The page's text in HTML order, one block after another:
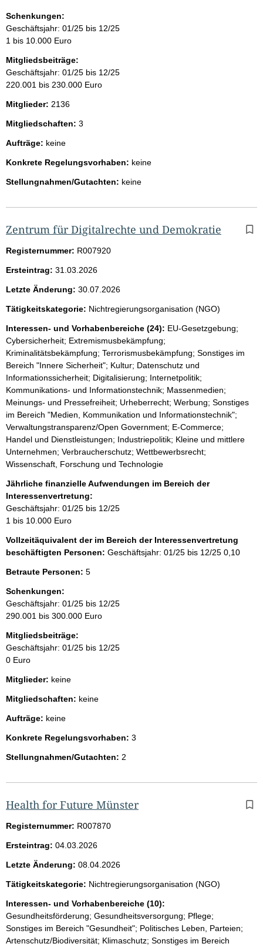
Schenkungen:
Geschäftsjahr: 01/25 bis 12/25
1 bis 10.000 Euro
Mitgliedsbeiträge:
Geschäftsjahr: 01/25 bis 12/25
220.001 bis 230.000 Euro
Mitglieder: 2136
Mitgliedschaften: 3
Aufträge: keine
Konkrete Regelungsvorhaben: keine
Stellungnahmen/Gutachten: keine
Zentrum für Digitalrechte und Demokratie
Registernummer: R007920
Ersteintrag: 31.03.2026
Letzte Änderung: 30.07.2026
Tätigkeitskategorie: Nichtregierungsorganisation (NGO)
Interessen- und Vorhabenbereiche (24): EU-Gesetzgebung;
Cybersicherheit; Extremismusbekämpfung;
Kriminalitätsbekämpfung; Terrorismusbekämpfung; Sonstiges im
Bereich "Innere Sicherheit"; Kultur; Datenschutz und
Informationssicherheit; Digitalisierung; Internetpolitik;
Kommunikations- und Informationstechnik; Massenmedien;
Meinungs- und Pressefreiheit; Urheberrecht; Werbung; Sonstiges
im Bereich "Medien, Kommunikation und Informationstechnik";
Verwaltungstransparenz/Open Government; E-Commerce;
Handel und Dienstleistungen; Industriepolitik; Kleine und mittlere
Unternehmen; Verbraucherschutz; Wettbewerbsrecht;
Wissenschaft, Forschung und Technologie
Jährliche finanzielle Aufwendungen im Bereich der
Interessenvertretung:
Geschäftsjahr: 01/25 bis 12/25
1 bis 10.000 Euro
Vollzeitäquivalent der im Bereich der Interessenvertretung
beschäftigten Personen: Geschäftsjahr: 01/25 bis 12/25 0,10
Betraute Personen: 5
Schenkungen:
Geschäftsjahr: 01/25 bis 12/25
290.001 bis 300.000 Euro
Mitgliedsbeiträge:
Geschäftsjahr: 01/25 bis 12/25
0 Euro
Mitglieder: keine
Mitgliedschaften: keine
Aufträge: keine
Konkrete Regelungsvorhaben: 3
Stellungnahmen/Gutachten: 2
Health for Future Münster
Registernummer: R007870
Ersteintrag: 04.03.2026
Letzte Änderung: 08.04.2026
Tätigkeitskategorie: Nichtregierungsorganisation (NGO)
Interessen- und Vorhabenbereiche (10):
Gesundheitsförderung; Gesundheitsversorgung; Pflege;
Sonstiges im Bereich "Gesundheit"; Politisches Leben, Parteien;
Artenschutz/Biodiversität; Klimaschutz; Sonstiges im Bereich